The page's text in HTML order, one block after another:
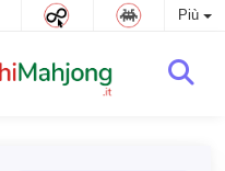
Più